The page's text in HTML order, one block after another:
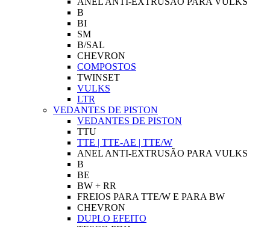
B
BI
SM
B/SAL
CHEVRON
COMPOSTOS
TWINSET
VULKS
LTR
VEDANTES DE PISTON
VEDANTES DE PISTON
TTU
TTE | TTE-AE | TTE/W
ANEL ANTI-EXTRUSÃO PARA VULKS
B
BE
BW + RR
FREIOS PARA TTE/W E PARA BW
CHEVRON
DUPLO EFEITO